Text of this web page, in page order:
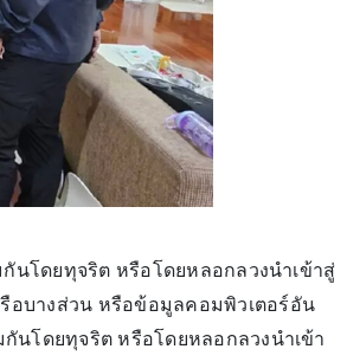
นโดยทุจริต หรือโดยหลอกลวงนำเข้าสู่
อบางส่วน หรือข้อมูลคอมพิวเตอร์อัน
นโดยทุจริต หรือโดยหลอกลวงนำเข้า